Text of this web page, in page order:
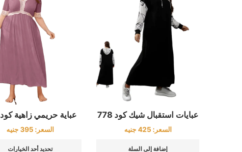
عبايات استقبال شيك كود 778
السعر:425 جنيه
إضافة إلى السلة
عباية حريمي زاهية كود 319
السعر:395 جنيه
تحديد أحد الخيارات